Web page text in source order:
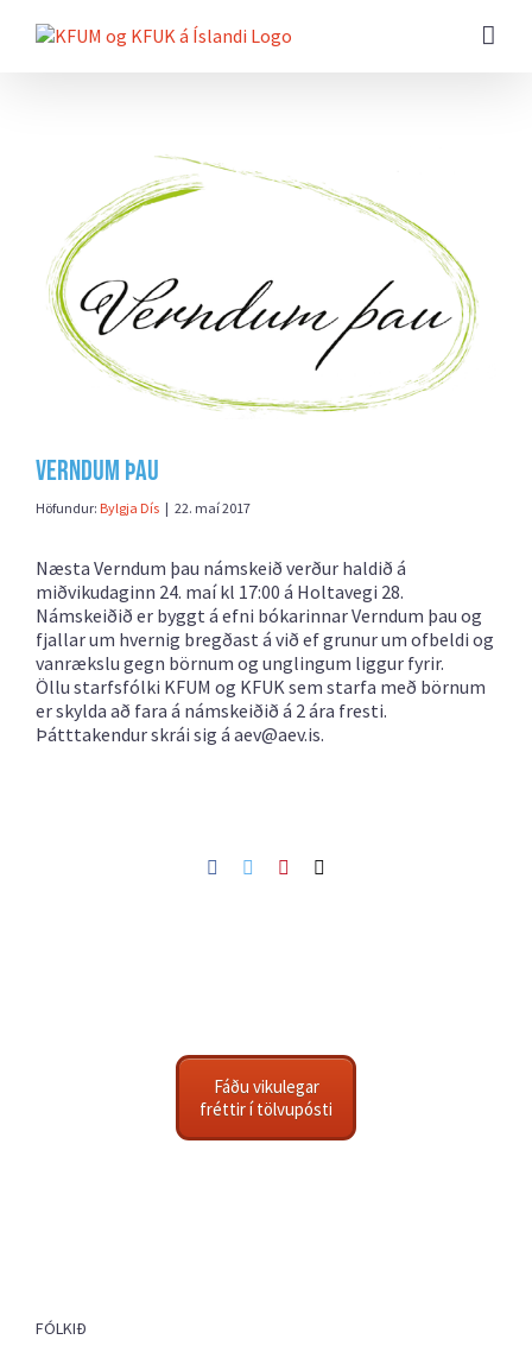
beint
Verndum þau
Höfundur: Bylgja Dís | 22. maí 2017
Næsta Verndum þau námskeið verður haldið á
miðvikudaginn 24. maí kl 17:00 á Holtavegi 28.
Námskeiðið er byggt á efni bókarinnar Verndum þau og
fjallar um hvernig bregðast á við ef grunur um ofbeldi og
vanrækslu gegn börnum og unglingum liggur fyrir.
Öllu starfsfólki KFUM og KFUK sem starfa með börnum
er skylda að fara á námskeiðið á 2 ára fresti.
Þátttakendur skrái sig á aev@aev.is.
Facebook
TwitterPinterest
Fáðu vikulegar
fréttir í tölvupósti
FÓLKIÐ